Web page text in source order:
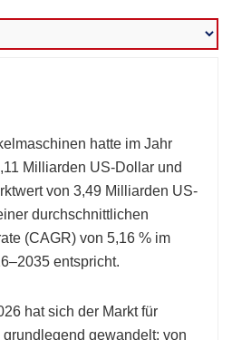
hatte im Jahr
Milliarden US-Dollar und
von 3,49 Milliarden US-
durchschnittlichen
(CAGR) von 5,16 % im
entspricht.
hat sich der Markt für
gewandelt: von